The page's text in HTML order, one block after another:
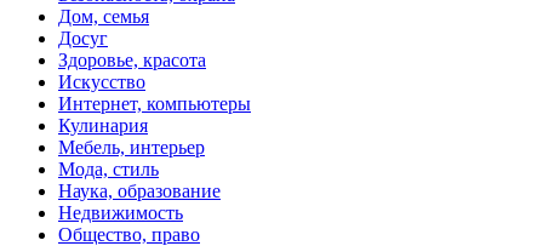
Дом, семья
Досуг
Здоровье, красота
Искусство
Интернет, компьютеры
Кулинария
Мебель, интерьер
Мода, стиль
Наука, образование
Недвижимость
Общество, право